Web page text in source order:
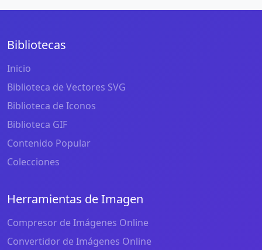
Bibliotecas
Inicio
Biblioteca de Vectores SVG
Biblioteca de Iconos
Biblioteca GIF
Contenido Popular
Colecciones
Herramientas de Imagen
Compresor de Imágenes Online
Convertidor de Imágenes Online